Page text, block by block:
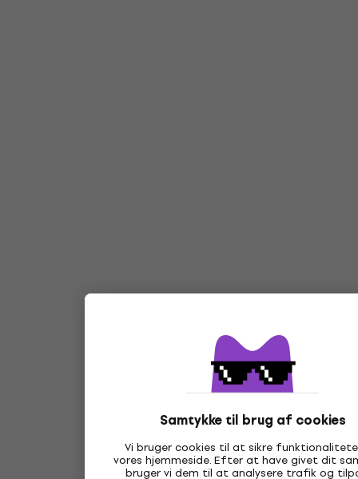
Samtykke til brug af cookies
Vi bruger cookies til at sikre
vores hjemmeside. Efter at have givet dit
bruger vi dem til at analysere trafik og